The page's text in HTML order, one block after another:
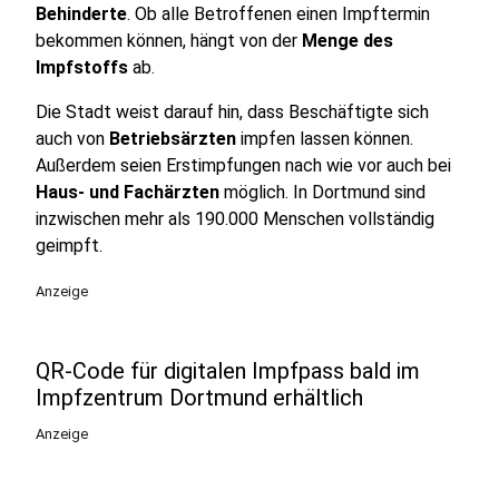
Behinderte. Ob alle Betroffenen einen Impftermin
bekommen können, hängt von der Menge des
Impfstoffs ab.
Die Stadt weist darauf hin, dass Beschäftigte sich
auch von Betriebsärzten impfen lassen können.
Außerdem seien Erstimpfungen nach wie vor auch bei
Haus- und Fachärzten möglich. In Dortmund sind
inzwischen mehr als 190.000 Menschen vollständig
geimpft.
Anzeige
QR-Code für digitalen Impfpass bald im
Impfzentrum Dortmund erhältlich
Anzeige